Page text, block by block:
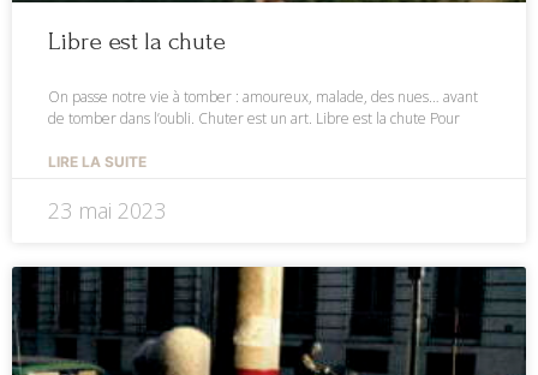
Libre est la chute
On passe notre vie à tomber : amoureux, malade, des nues… avant
de tomber dans l’oubli. Chuter est un art. Libre est la chute Pour
LIRE LA SUITE
23 mai 2023